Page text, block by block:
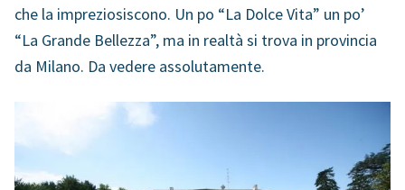
che la impreziosiscono. Un po “La Dolce Vita” un po’
“La Grande Bellezza”, ma in realtà si trova in provincia
da Milano. Da vedere assolutamente.